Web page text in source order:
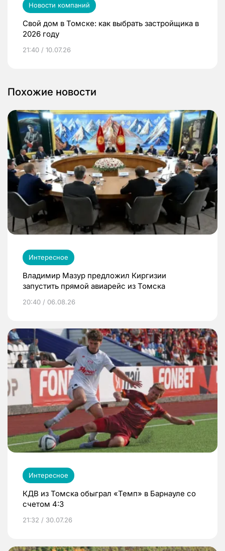
Новости компаний
Свой дом в Томске: как выбрать застройщика в
2026 году
21:40 / 10.07.26
Похожие новости
Интересное
Владимир Мазур предложил Киргизии
запустить прямой авиарейс из Томска
20:40 / 06.08.26
Интересное
КДВ из Томска обыграл «Темп» в Барнауле со
счетом 4:3
21:32 / 30.07.26